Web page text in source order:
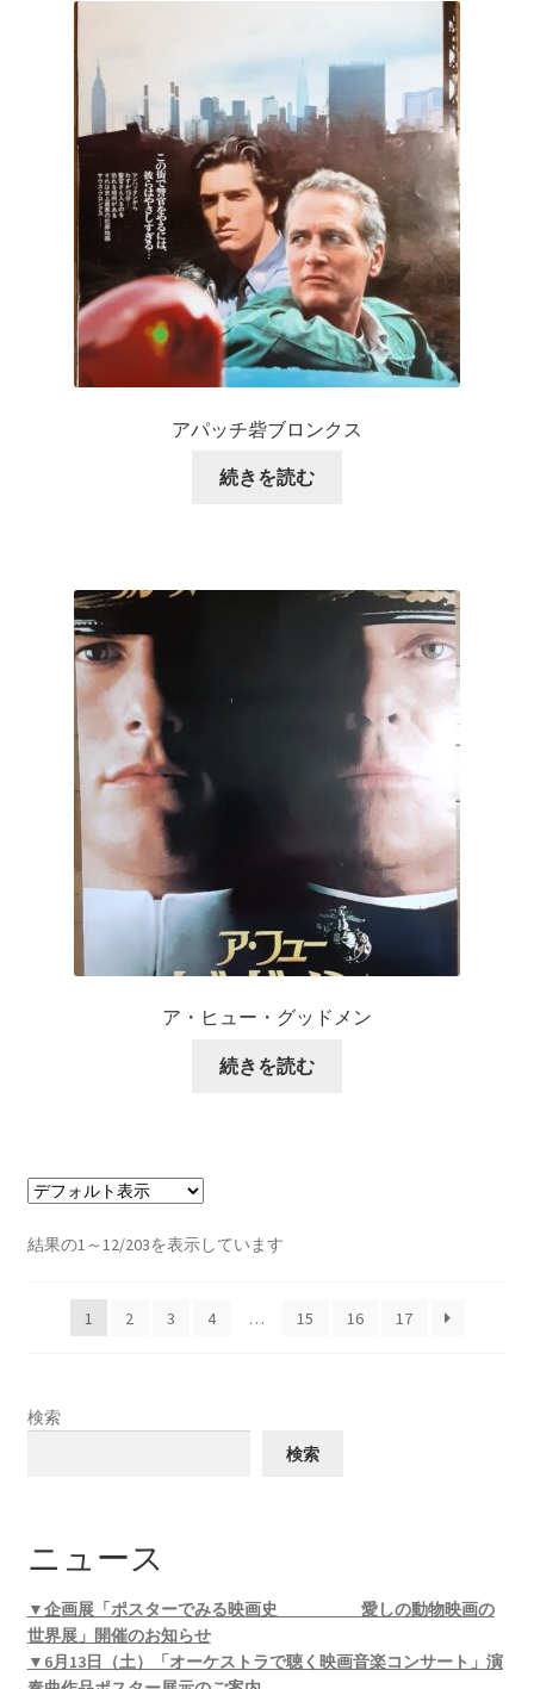
アパッチ砦ブロンクス
続きを読む
ア・ヒュー・グッドメン
続きを読む
結果の1～12/203を表示しています
1 2 3 4 … 15 16 17
検索
検索
ニュース
▼企画展「ポスターでみる映画史 愛しの動物映画の
世界展」開催のお知らせ
▼6月13日（土）「オーケストラで聴く映画音楽コンサート」演